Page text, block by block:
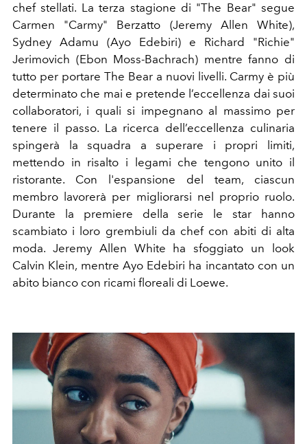
chef stellati. La terza stagione di "The Bear" segue
Carmen "Carmy" Berzatto (Jeremy Allen White),
Sydney Adamu (Ayo Edebiri) e Richard "Richie"
Jerimovich (Ebon Moss-Bachrach) mentre fanno di
tutto per portare The Bear a nuovi livelli. Carmy è più
determinato che mai e pretende l’eccellenza dai suoi
collaboratori, i quali si impegnano al massimo per
tenere il passo. La ricerca dell’eccellenza culinaria
spingerà la squadra a superare i propri limiti,
mettendo in risalto i legami che tengono unito il
ristorante. Con l'espansione del team, ciascun
membro lavorerà per migliorarsi nel proprio ruolo.
Durante la premiere della serie le star hanno
scambiato i loro grembiuli da chef con abiti di alta
moda. Jeremy Allen White ha sfoggiato un look
Calvin Klein, mentre Ayo Edebiri ha incantato con un
abito bianco con ricami floreali di Loewe.